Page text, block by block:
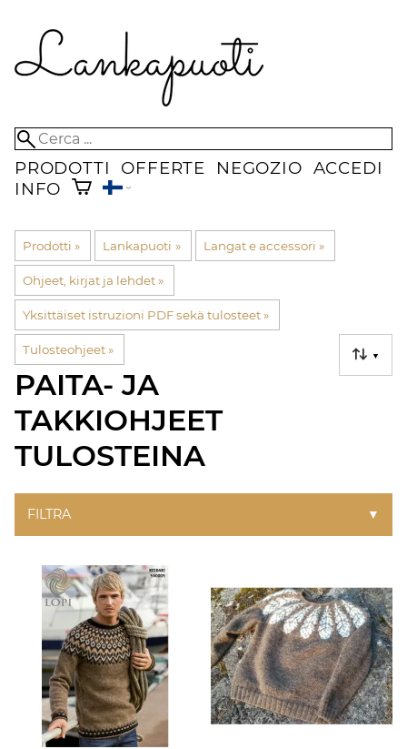
PRODOTTI OFFERTE NEGOZIO ACCEDI
INFO
Prodotti ‪» Lankapuoti ‪» Langat e accessori ‪»
Ohjeet, kirjat ja lehdet‪»
Yksittäiset istruzioni PDF sekä tulosteet‪»
Tulosteohjeet‪» ▼
PAITA- JA
TAKKIOHJEET
TULOSTEINA
FILTRA ▼